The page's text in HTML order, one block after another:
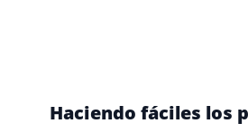
Haciendo fáciles los